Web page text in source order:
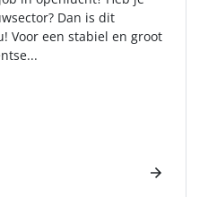
Dan is dit
Voor een stabiel en groot